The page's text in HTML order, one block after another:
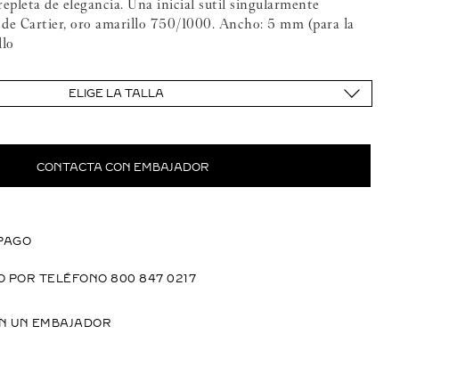
de elegancia. Una inicial sutil singularmente
de Cartier, oro amarillo 750/1000. Ancho: 5 mm (para la
ELIGE LA TALLA
CONTACTA CON EMBAJADOR
POR TELÉFONO 800 847 0217
UN EMBAJADOR